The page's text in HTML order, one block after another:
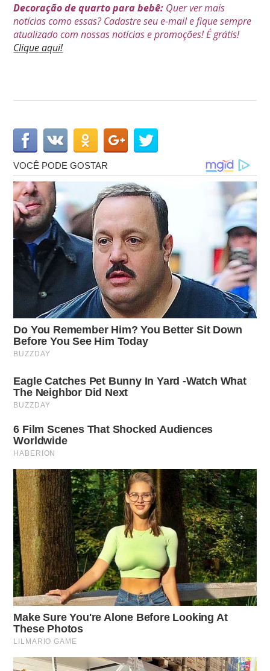
Decoração de quarto para bebê: Quer ver mais
notícias como essas? Cadastre seu e-mail e fique sempre
atualizado com nossas notícias e promoções! É grátis!
Clique aqui!